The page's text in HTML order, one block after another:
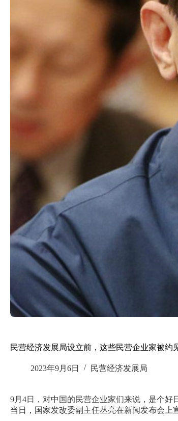
民营经济发展局设立前，这些民营企业家被约
2023年9月6日 民营经济发展局
9月4日，对中国的民营企业家们来说，是个好
当日，国家发改委副主任丛亮在新闻发布会上